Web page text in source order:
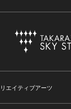
エイティブアーツ